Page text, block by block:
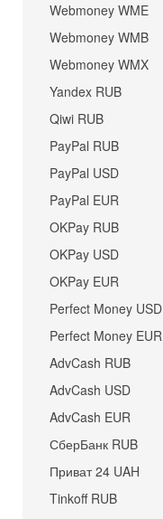
Webmoney WME
Webmoney WMB
Webmoney WMX
Yandex RUB
Qiwi RUB
PayPal RUB
PayPal USD
PayPal EUR
OKPay RUB
OKPay USD
OKPay EUR
Perfect Money USD
Perfect Money EUR
AdvCash RUB
AdvCash USD
AdvCash EUR
СберБанк RUB
Приват 24 UAH
Tinkoff RUB